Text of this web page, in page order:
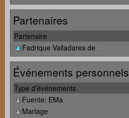
Partenaires
Partenaire
Fadrique Valladares de
Événements personnels
Type d’événements
Fuente: EMa
Mariage